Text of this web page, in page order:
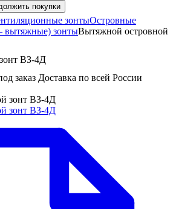
покупки
зонтыОстровные
вытяжные) зонтыВытяжной островной
ВЗ-4Д
заказ Доставка по всей России